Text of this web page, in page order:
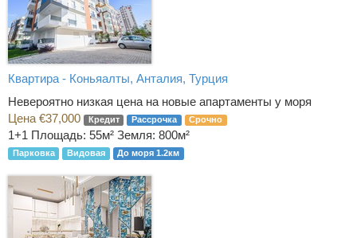
Квартира - Коньяалты, Анталия, Турция
Невероятно низкая цена на новые апартаменты у моря
Цена €37,000
Кредит Рассрочка Срочно
1+1 Площадь: 55м² Земля: 800м²
Парковка Видовая До моря 1.2км